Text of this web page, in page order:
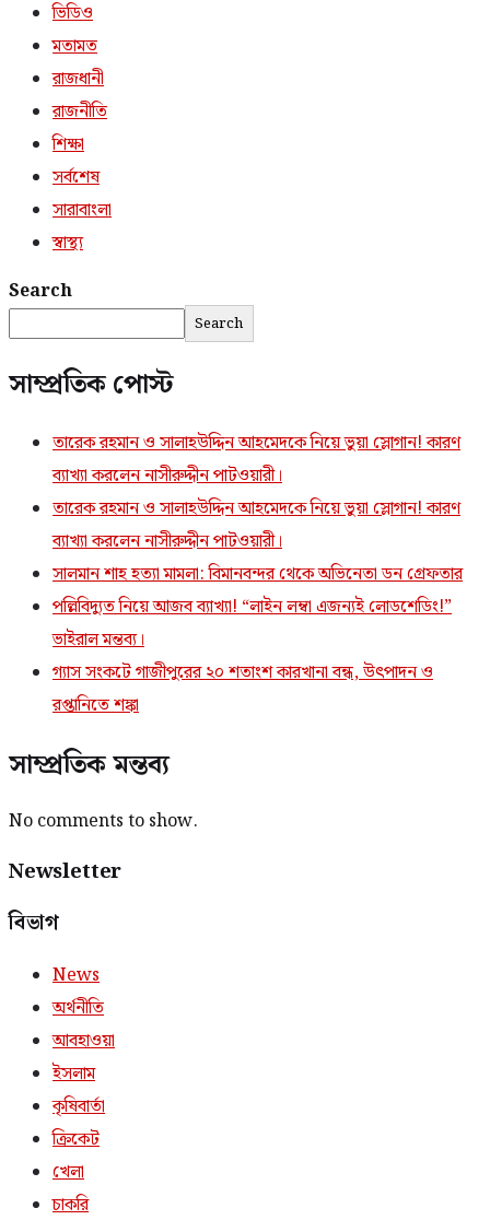
ভিডিও
মতামত
রাজধানী
রাজনীতি
শিক্ষা
সর্বশেষ
সারাবাংলা
স্বাস্থ্য
Search
Search
সাম্প্রতিক পোস্ট
তারেক রহমান ও সালাহউদ্দিন আহমেদকে নিয়ে ভুয়া স্লোগান! কারণ
ব্যাখ্যা করলেন নাসীরুদ্দীন পাটওয়ারী।
তারেক রহমান ও সালাহউদ্দিন আহমেদকে নিয়ে ভুয়া স্লোগান! কারণ
ব্যাখ্যা করলেন নাসীরুদ্দীন পাটওয়ারী।
সালমান শাহ হত্যা মামলা: বিমানবন্দর থেকে অভিনেতা ডন গ্রেফতার
পল্লিবিদ্যুত নিয়ে আজব ব্যাখ্যা! “লাইন লম্বা এজন্যই লোডশেডিং!”
ভাইরাল মন্তব্য।
গ্যাস সংকটে গাজীপুরের ২০ শতাংশ কারখানা বন্ধ, উৎপাদন ও
রপ্তানিতে শঙ্কা
সাম্প্রতিক মন্তব্য
No comments to show.
Newsletter
বিভাগ
News
অর্থনীতি
আবহাওয়া
ইসলাম
কৃষিবার্তা
ক্রিকেট
খেলা
চাকরি